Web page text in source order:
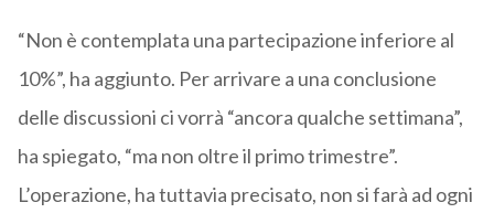
“Non è contemplata una partecipazione inferiore al
10%”, ha aggiunto. Per arrivare a una conclusione
delle discussioni ci vorrà “ancora qualche settimana”,
ha spiegato, “ma non oltre il primo trimestre”.
L’operazione, ha tuttavia precisato, non si farà ad ogni